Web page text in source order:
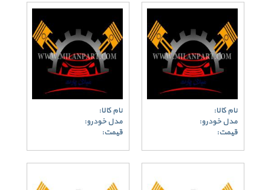
نام کالا:
مدل خودرو:
قیمت:
نام کالا:
مدل خودرو:
قیمت: